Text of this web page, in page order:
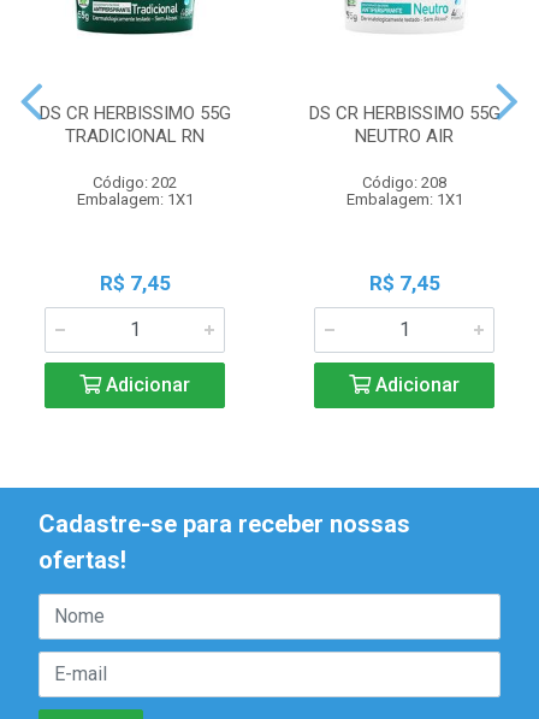
DS CR HERBISSIMO 55G
TRADICIONAL RN
Código: 202
Embalagem: 1X1
R$ 7,45
Adicionar
DS CR HERBISSIMO 55G
NEUTRO AIR
Código: 208
Embalagem: 1X1
R$ 7,45
Adicionar
Cadastre-se para receber nossas
ofertas!